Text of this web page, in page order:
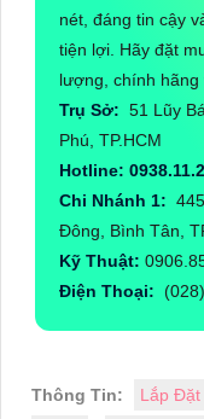
nét, đáng tin cậy
tiện lợi. Hãy đặt
lượng, chính hãng
Trụ Sở: 51 Lũy
Phú, TP.HCM
Hotline:
Chi Nhánh 1:
Đông, Bình Tân,
Kỹ Thuật:
Điện Thoại:
Thông Tin:
Lắp Đặt